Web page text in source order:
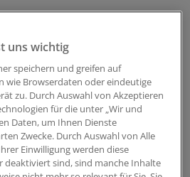
uns wichtig
speichern und greifen auf
wie Browserdaten oder eindeutige
zu. Durch Auswahl von Akzeptieren
für die unter „Wir und
Daten, um Ihnen Dienste
Zwecke. Durch Auswahl von Alle
Einwilligung werden diese
deaktiviert sind, sind manche Inhalte